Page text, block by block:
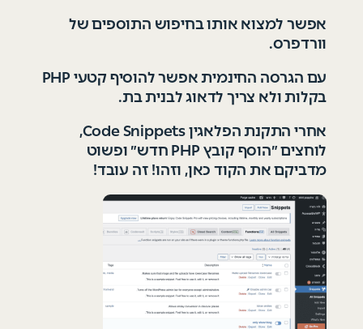
אפשר למצוא אותו בחיפוש התוספים של
וורדפרס.
עם הגרסה החינמית אפשר להוסיף קטעי PHP
בקלות ולא צריך לדאוג לבנית בת.
אחרי התקנת הפלאגין Code Snippets,
לוחצים ״הוסף קובץ PHP חדש״ ופשוט
מדביקם את הקוד כאן, וזהו! זה עובד!